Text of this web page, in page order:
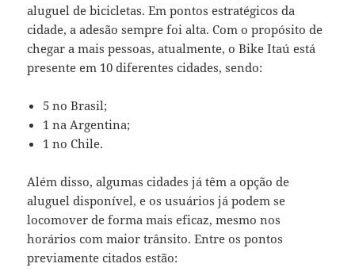
aluguel de bicicletas. Em pontos estratégicos da
cidade, a adesão sempre foi alta. Com o propósito de
chegar a mais pessoas, atualmente, o Bike Itaú está
presente em 10 diferentes cidades, sendo:
5 no Brasil;
1 na Argentina;
1 no Chile.
Além disso, algumas cidades já têm a opção de
aluguel disponível, e os usuários já podem se
locomover de forma mais eficaz, mesmo nos
horários com maior trânsito. Entre os pontos
previamente citados estão: